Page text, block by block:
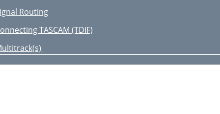
Routing
TASCAM (TDIF)
TDIF Digital